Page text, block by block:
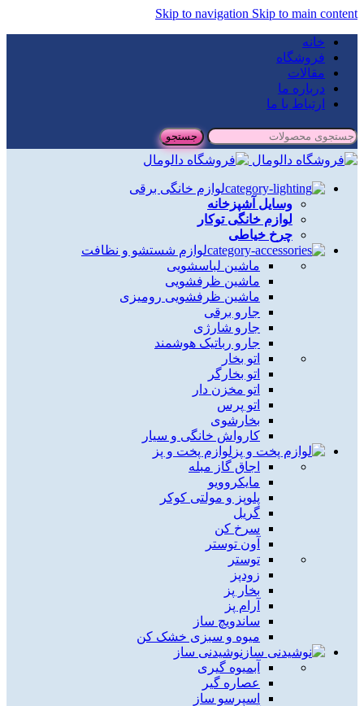
Skip to navigation Skip to main content
خانه
فروشگاه
مقالات
درباره ما
ارتباط با ما
جستجو
لوازم خانگی برقی
وسایل آشپزخانه
لوازم خانگی توکار
چرخ خیاطی
لوازم شستشو و نظافت
ماشین لباسشویی
ماشین ظرفشویی
ماشین ظرفشویی رومیزی
جارو برقی
جارو شارژی
جارو رباتیک هوشمند
اتو بخار
اتو بخارگر
اتو مخزن دار
اتو پرس
بخارشوی
کارواش خانگی و سیار
لوازم پخت و پز
اجاق گاز مبله
مایکروویو
پلوپز و مولتی کوکر
گریل
سرخ کن
آون توستر
توستر
زودپز
بخار پز
آرام پز
ساندویچ ساز
میوه و سبزی خشک کن
نوشیدنی ساز
آبمیوه گیری
عصاره گیر
اسپرسو ساز